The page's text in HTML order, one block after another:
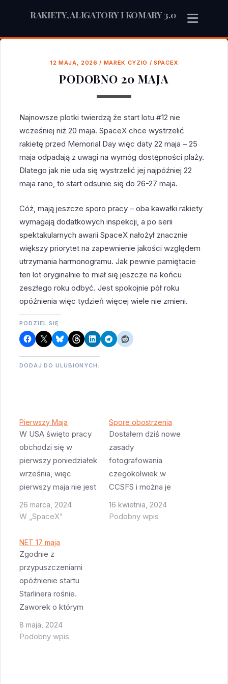
RAKIETY, ALIGATORY I KOMARY 3.0
12 MAJA, 2026 / MAREK CYZIO / SPACEX
PODOBNO 20 MAJA
Najnowsze plotki twierdzą że start lotu #12 nie
wcześniej niż 20 maja. SpaceX chce wystrzelić
rakietę przed Memorial Day więc daty 22 maja – 25
maja odpadają z uwagi na wymóg dostępności plaży.
Dlatego jak nie uda się wystrzelić jej najpóźniej 22
maja rano, to start odsunie się do 26-27 maja.
Cóż, mają jeszcze sporo pracy – oba kawałki rakiety
wymagają dodatkowych inspekcji, a po serii
spektakularnych awarii SpaceX nałożył znacznie
większy priorytet na zapewnienie jakości względem
utrzymania harmonogramu. Jak pewnie pamiętacie
ten lot oryginalnie to miał się jeszcze na końcu
zeszłego roku odbyć. Jest spokojnie pół roku
opóźnienia więc tydzień więcej wiele nie zmieni.
PODZIEL SIĘ:
DODAJ DO ULUBIONYCH:
Pierwszy Maja
W USA święto pracy
obchodzi się w
pierwszy poniedziałek
września, więc
pierwszy maja nie jest
jakimś szczególnym
dniem. Jednak na ten
opóźniony o bodajże
7 lat pierwszy,
załogowy lot Atlas V z
kapsułą Starliner. Start
jest zaplanowany na
0:50 nad ranem więc
będzie to jakaś…
26 marca, 2024
W „SpaceX"
Spore obostrzenia
Dostałem dziś nowe
zasady
fotografowania
czegokolwiek w
CCSFS i można je
opisać jednym
słowem: "zakaz".
16 kwietnia, 2024
Podobny wpis
NET 17 maja
Zgodnie z
przypuszczeniami
opóźnienie startu
Starlinera rośnie.
Zaworek o którym
pisałem trzeba
wymienić i w tym
8 maja, 2024
Podobny wpis